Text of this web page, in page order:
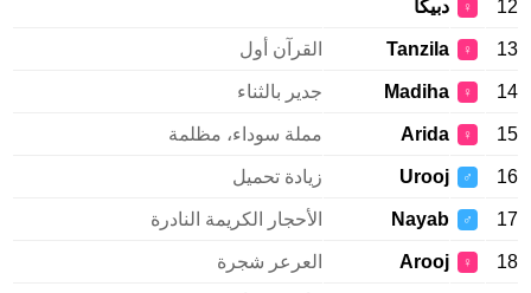
12
♀ دبيكا
13
♀
Tanzila القرآن أول
14
♀
Madiha جدير بالثناء
15
♀
Arida مملة سوداء، مظلمة
16
♂
Urooj زيادة تحميل
17
♂
Nayab الأحجار الكريمة النادرة
18
♀
Arooj العرعر شجرة